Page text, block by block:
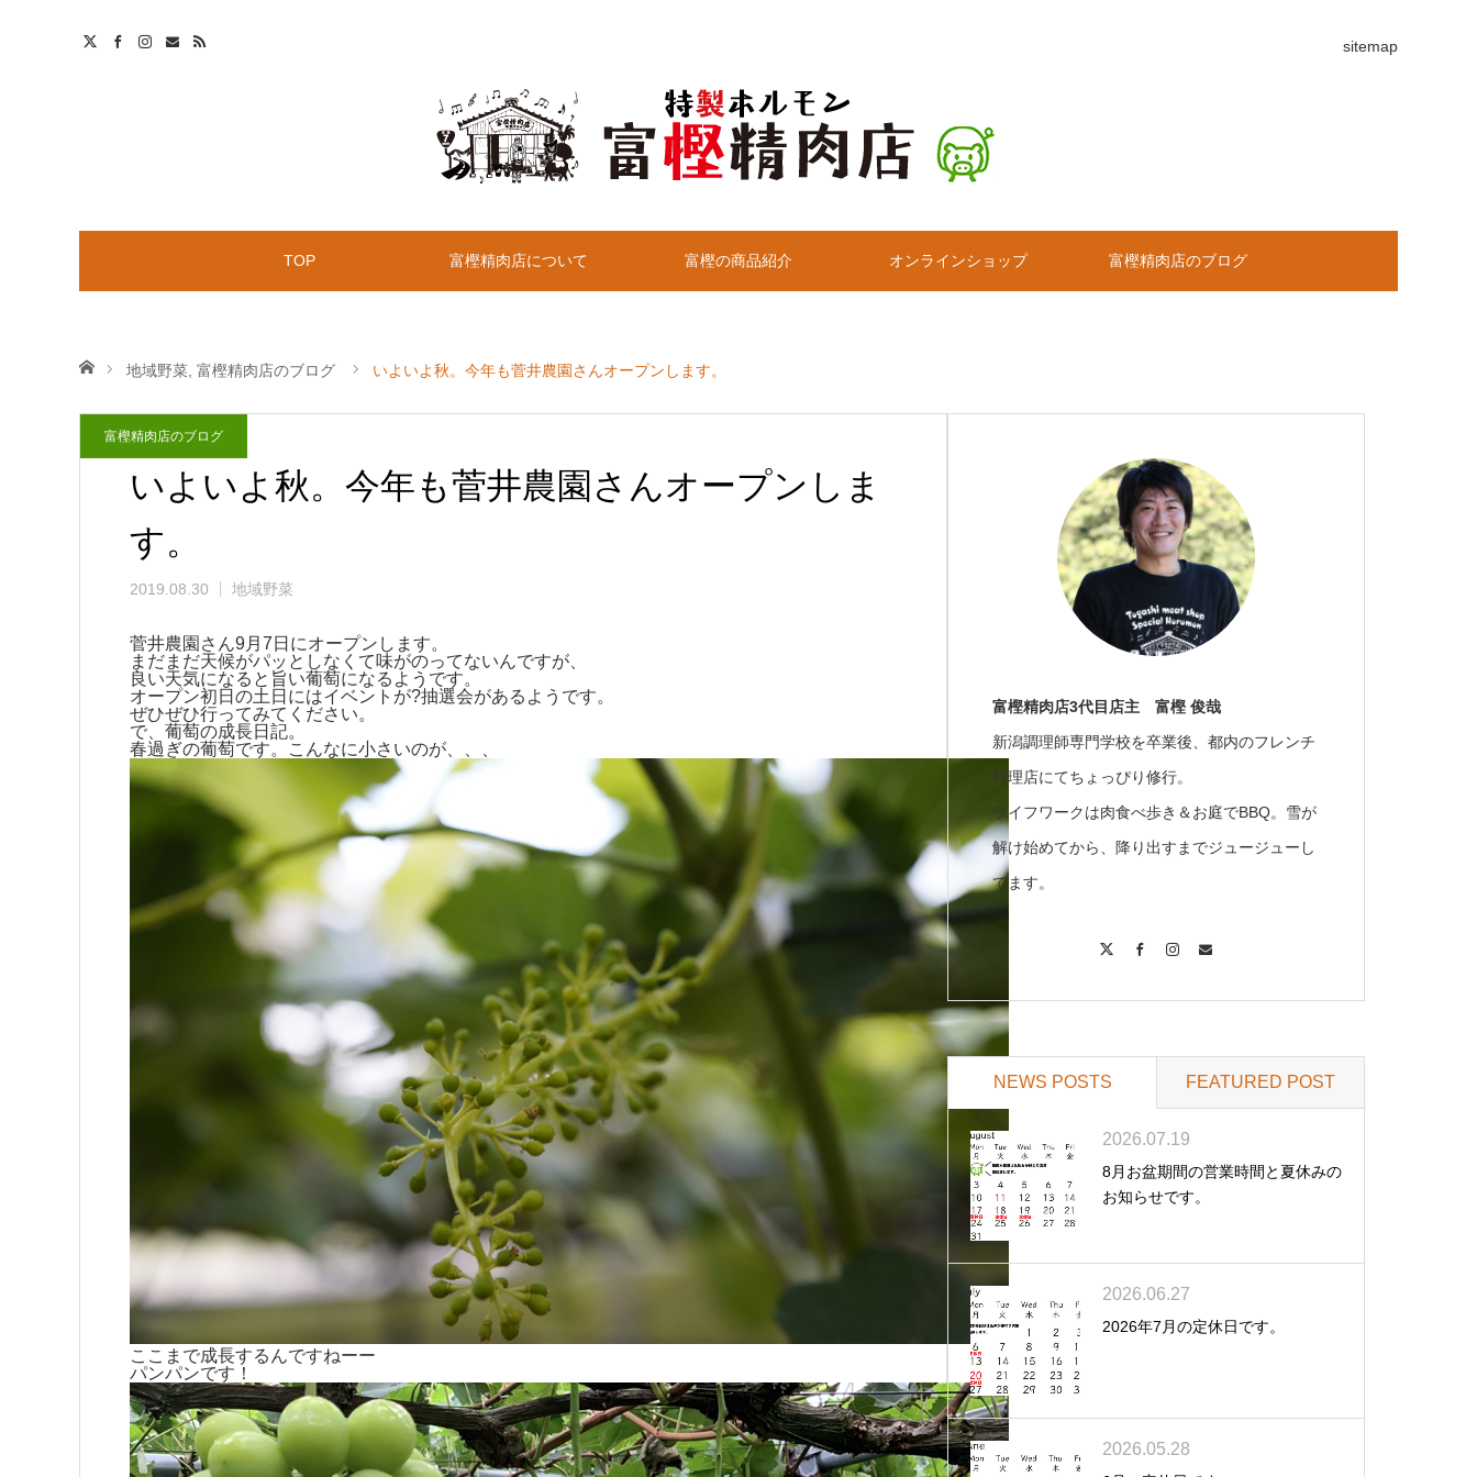
TOP 富樫精肉店について 富樫の商品紹介 オンラインショップ 富樫精肉店のブログ
sitemap
ホーム地域野菜 富樫精肉店のブログ いよいよ秋。今年も菅井農園さんオープンします。
富樫精肉店のブログ
いよいよ秋。今年も菅井農園さんオープンしま
す。
2019.08.30 地域野菜
菅井農園さん9月7日にオープンします。
まだまだ天候がパッとしなくて味がのってないんですが、
良い天気になると旨い葡萄になるようです。
オープン初日の土日にはイベントが?抽選会があるようです。
ぜひぜひ行ってみてください。
で、葡萄の成長日記。
春過ぎの葡萄です。こんなに小さいのが、、、
ここまで成長するんですねーー
パンパンです！
富樫精肉店3代目店主 富樫 俊哉
新潟調理師専門学校を卒業後、都内のフレンチ
料理店にてちょっぴり修行。
ライフワークは肉食べ歩き＆お庭でBBQ。雪が
解け始めてから、降り出すまでジュージューし
てます。
NEWS POSTS FEATURED POST
2026.07.19
8月お盆期間の営業時間と夏休みの
お知らせです。
2026.06.27
2026年7月の定休日です。
2026.05.28